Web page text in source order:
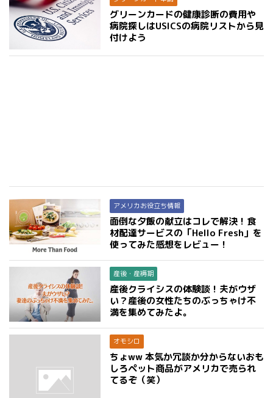
グリーンカードの健康診断の費用や
病院探しはUSICSの病院リストから見
付けよう
アメリカお役立ち情報
面倒な夕飯の献立はコレで解決！食
材配達サービスの「Hello Fresh」を
使ってみた感想をレビュー！
産後・産褥期
産後クライシスの体験談！夫がウザ
い？産後の女性たちのぶっちゃけ不
満を集めてみたよ。
オモシロ
ちょww 本気か冗談か分からないおも
しろペット商品がアメリカで売られ
てるぞ（笑）